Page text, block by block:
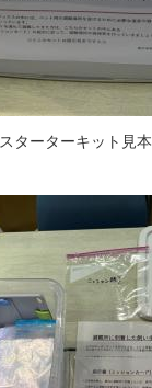
スターターキット見本